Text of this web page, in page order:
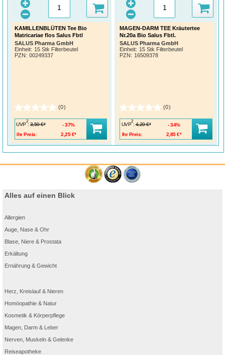
KAMILLENBLÜTEN Tee Bio
Matricariae flos Salus Fbtl
SALUS Pharma GmbH
Einheit: 15 Stk Filterbeutel
PZN: 00249337
(0)
UVP
2
: 3,59 €*
Ihr Preis:
2,25 €*
37%
MAGEN-DARM TEE Kräutertee
Nr.20a Bio Salus Fbtl.
SALUS Pharma GmbH
Einheit: 15 Stk Filterbeutel
PZN: 16509378
(0)
UVP
2
: 4,29 €*
Ihr Preis:
2,85 €*
34%
Alles auf einen Blick
Allergien
Auge, Nase & Ohr
Blase, Niere & Prostata
Erkältung
Ernährung & Gewicht
Herz, Kreislauf & Nieren
Homöopathie & Natur
Kosmetik & Körperpflege
Magen, Darm & Leber
Nerven, Muskeln & Gelenke
Reiseapotheke